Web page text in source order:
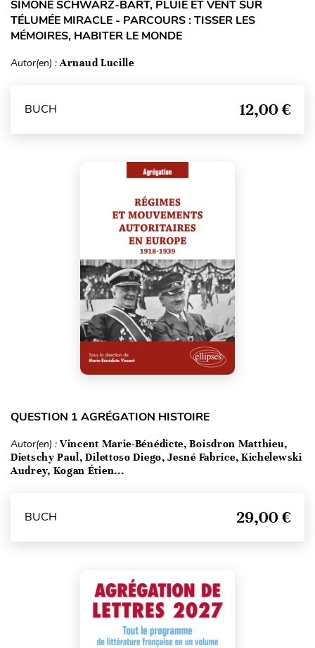
SIMONE SCHWARZ-BART, PLUIE ET VENT SUR
TÉLUMÉE MIRACLE - PARCOURS : TISSER LES
MÉMOIRES, HABITER LE MONDE
Autor(en) :Arnaud Lucille
BUCH 12,00 €
QUESTION 1 AGRÉGATION HISTOIRE
Autor(en) : Vincent Marie-Bénédicte, Boisdron Matthieu,
Dietschy Paul, Dilettoso Diego, Jesné Fabrice, Kichelewski
Audrey, Kogan Étien...
BUCH 29,00 €